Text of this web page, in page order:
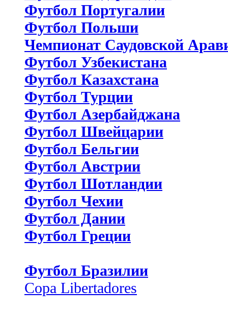
Футбол Португалии
Футбол Польши
Чемпионат Саудовской
Футбол Узбекистана
Футбол Казахстана
Футбол Турции
Футбол Азербайджана
Футбол Швейцарии
Футбол Бельгии
Футбол Австрии
Футбол Шотландии
Футбол Чехии
Футбол Дании
Футбол Греции
Футбол Бразилии
Copa Libertadores